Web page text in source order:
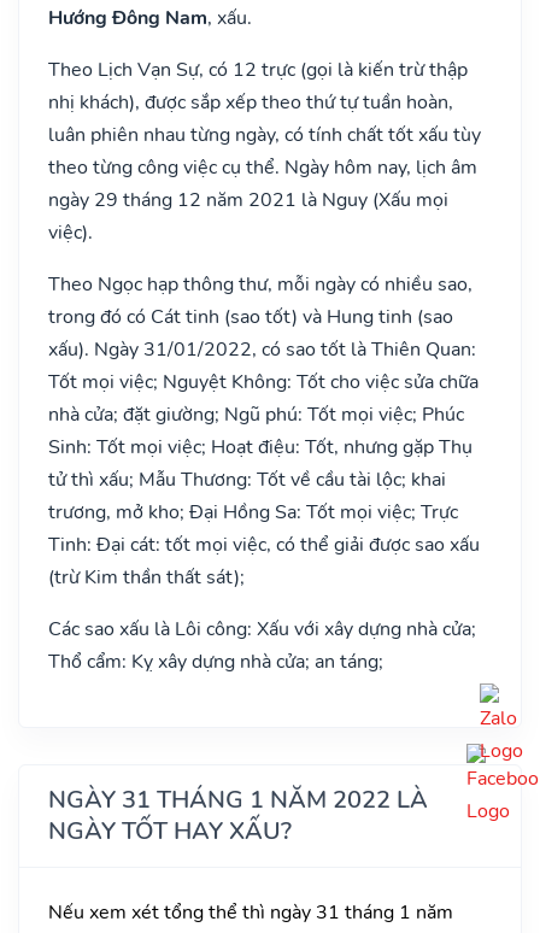
Hướng Đông Nam, xấu.
Theo Lịch Vạn Sự, có 12 trực (gọi là kiến trừ thập
nhị khách), được sắp xếp theo thứ tự tuần hoàn,
luân phiên nhau từng ngày, có tính chất tốt xấu tùy
theo từng công việc cụ thể. Ngày hôm nay, lịch âm
ngày 29 tháng 12 năm 2021 là Nguy (Xấu mọi
việc).
Theo Ngọc hạp thông thư, mỗi ngày có nhiều sao,
trong đó có Cát tinh (sao tốt) và Hung tinh (sao
xấu). Ngày 31/01/2022, có sao tốt là Thiên Quan:
Tốt mọi việc; Nguyệt Không: Tốt cho việc sửa chữa
nhà cửa; đặt giường; Ngũ phú: Tốt mọi việc; Phúc
Sinh: Tốt mọi việc; Hoạt điệu: Tốt, nhưng gặp Thụ
tử thì xấu; Mẫu Thương: Tốt về cầu tài lộc; khai
trương, mở kho; Đại Hồng Sa: Tốt mọi việc; Trực
Tinh: Đại cát: tốt mọi việc, có thể giải được sao xấu
(trừ Kim thần thất sát);
Các sao xấu là Lôi công: Xấu với xây dựng nhà cửa;
Thổ cẩm: Kỵ xây dựng nhà cửa; an táng;
NGÀY 31 THÁNG 1 NĂM 2022 LÀ
NGÀY TỐT HAY XẤU?
Nếu xem xét tổng thể thì ngày 31 tháng 1 năm